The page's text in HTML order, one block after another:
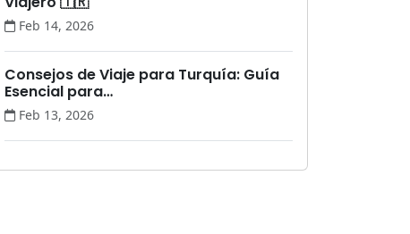
Feb 14, 2026
Consejos de Viaje para Turquía: Guía
Esencial para…
Feb 13, 2026